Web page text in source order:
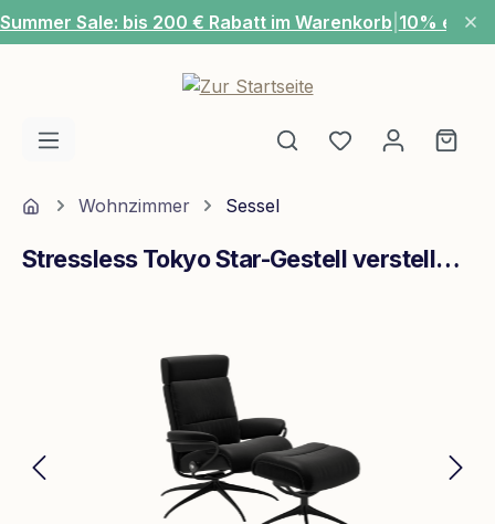
Zum Hauptinhalt springen
Summer Sale: bis 200 € Rabatt im Warenkorb 10% extra
Du hast 0
HomeWohnzimmer Sessel
Stressless Tokyo Star-Gestell verstellbare Kopfstütze M Leder Paloma Black Mattschwarz